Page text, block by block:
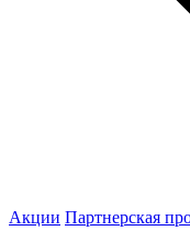
Акции Партнерская